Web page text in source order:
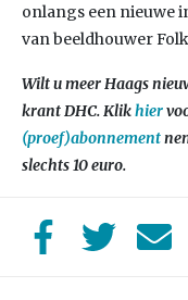
onlangs een nieuwe
van beeldhouwer
Wilt u meer Haags
krant DHC. Klikhier
(proef)abonnement
slechts 10 euro.